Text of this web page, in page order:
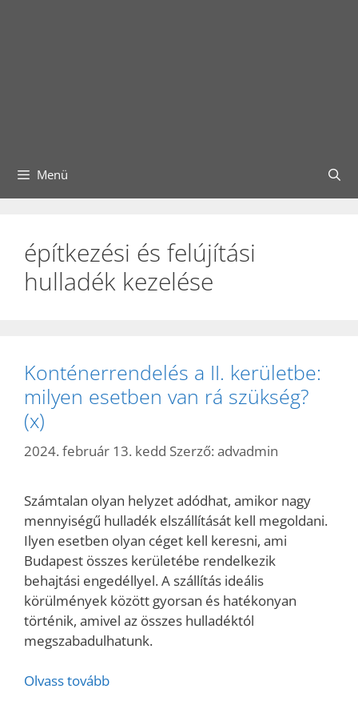
Menü
építkezési és felújítási
hulladék kezelése
Konténerrendelés a II. kerületbe:
milyen esetben van rá szükség?
(x)
2024. február 13. kedd Szerző: advadmin
Számtalan olyan helyzet adódhat, amikor nagy
mennyiségű hulladék elszállítását kell megoldani.
Ilyen esetben olyan céget kell keresni, ami
Budapest összes kerületébe rendelkezik
behajtási engedéllyel. A szállítás ideális
körülmények között gyorsan és hatékonyan
történik, amivel az összes hulladéktól
megszabadulhatunk.
Olvass tovább